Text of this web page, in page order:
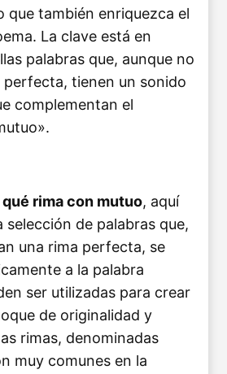
que también enriquezca el
La clave está en
palabras que, aunque no
tienen un sonido
complementan el
qué rima con mutuo, aquí
de palabras que,
una rima perfecta, se
a la palabra
ser utilizadas para crear
de originalidad y
rimas, denominadas
muy comunes en la